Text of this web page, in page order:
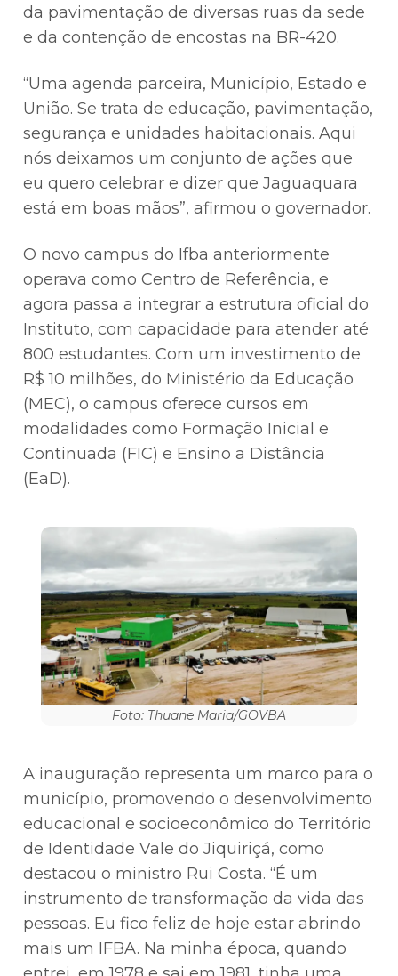
da pavimentação de diversas ruas da sede
e da contenção de encostas na BR-420.
“Uma agenda parceira, Município, Estado e
União. Se trata de educação, pavimentação,
segurança e unidades habitacionais. Aqui
nós deixamos um conjunto de ações que
eu quero celebrar e dizer que Jaguaquara
está em boas mãos”, afirmou o governador.
O novo campus do Ifba anteriormente
operava como Centro de Referência, e
agora passa a integrar a estrutura oficial do
Instituto, com capacidade para atender até
800 estudantes. Com um investimento de
R$ 10 milhões, do Ministério da Educação
(MEC), o campus oferece cursos em
modalidades como Formação Inicial e
Continuada (FIC) e Ensino a Distância
(EaD).
Foto: Thuane Maria/GOVBA
A inauguração representa um marco para o
município, promovendo o desenvolvimento
educacional e socioeconômico do Território
de Identidade Vale do Jiquiriçá, como
destacou o ministro Rui Costa. “É um
instrumento de transformação da vida das
pessoas. Eu fico feliz de hoje estar abrindo
mais um IFBA. Na minha época, quando